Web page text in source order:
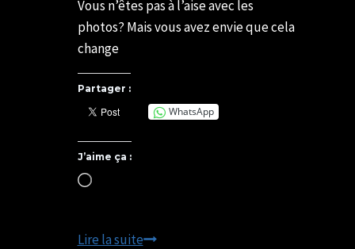
Vous n’êtes pas à l’aise avec les
photos? Mais vous avez envie que cela
change
Partager :
WhatsApp
J’aime ça :
Chargement…
Lire la suiteConfiance